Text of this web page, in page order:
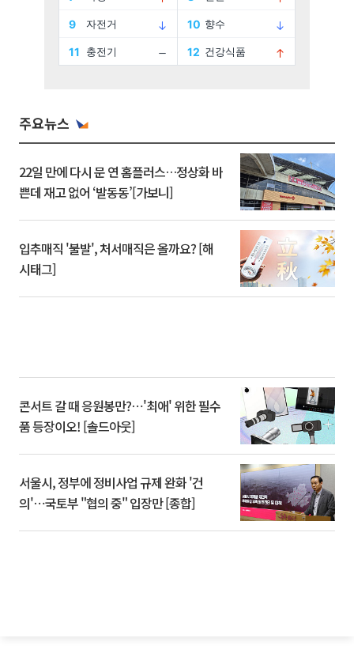
주요뉴스
22일 만에 다시 문 연 홈플러스…정상화 바
쁜데 재고 없어 ‘발동동’[가보니]
입추매직 '불발', 처서매직은 올까요? [해
시태그]
콘서트 갈 때 응원봉만?⋯'최애' 위한 필수
품 등장이오! [솔드아웃]
서울시, 정부에 정비사업 규제 완화 '건
의'⋯국토부 "협의 중" 입장만 [종합]